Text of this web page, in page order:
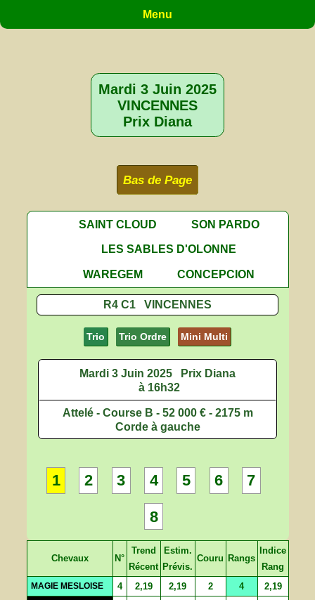
Menu
Mardi 3 Juin 2025
VINCENNES
Prix Diana
Bas de Page
SAINT CLOUD
SON PARDO
LES SABLES D'OLONNE
WAREGEM
CONCEPCION
R4 C1 VINCENNES
Trio Trio Ordre Mini Multi
Mardi 3 Juin 2025
Prix Diana
à 16h32
Attelé - Course B - 52 000 € - 2175 m
Corde à gauche
1 2 3 4 5 6 7
8
Chevaux N°
Trend
Récent
Estim.
Prévis.
Couru Rangs
Indice
Rang
MAGIE MESLOISE 4 2,19 2,19 2 4 2,19